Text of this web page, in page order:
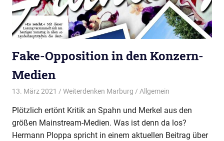
Fake-Opposition in den Konzern-
Medien
13. März 2021 Weiterdenken Marburg Allgemein
Plötzlich ertönt Kritik an Spahn und Merkel aus den
größen Mainstream-Medien. Was ist denn da los?
Hermann Ploppa spricht in einem aktuellen Beitrag über